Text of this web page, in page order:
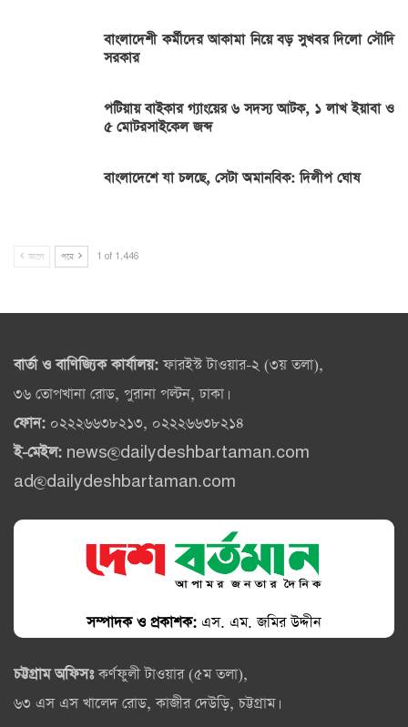
বাংলাদেশী কর্মীদের আকামা নিয়ে বড় সুখবর দিলো সৌদি
সরকার
পটিয়ায় বাইকার গ্যাংয়ের ৬ সদস্য আটক, ১ লাখ ইয়াবা ও
৫ মোটরসাইকেল জব্দ
বাংলাদেশে যা চলছে, সেটা অমানবিক: দিলীপ ঘোষ
আগে পরে 1 of 1,446
বার্তা ও বাণিজ্যিক কার্যালয়:ফারইস্ট টাওয়ার-২ (৩য় তলা),
৩৬ তোপখানা রোড, পুরানা পল্টন, ঢাকা।
ফোন: ০২২২৬৬৩৮২১৩, ০২২২৬৬৩৮২১৪
ই-মেইল: news@dailydeshbartaman.com
ad@dailydeshbartaman.com
সম্পাদক ও প্রকাশক: এস. এম. জমির উদ্দীন
চট্টগ্রাম অফিসঃকর্ণফুলী টাওয়ার (৫ম তলা),
৬৩ এস এস খালেদ রোড, কাজীর দেউড়ি, চট্টগ্রাম।